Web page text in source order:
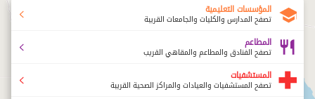
المؤسسات التعليمية
تصفح المدارس والكليات والجامعات القريبة
المطاعم
تصفح الفنادق والمطاعم والمقاهي القريب
المستشفيات
تصفح المستشفيات والعيادات والمراكز الصحية القريبة